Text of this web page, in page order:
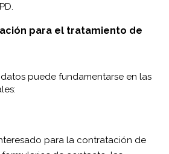
para el tratamiento de
puede fundamentarse en las
para la contratación de